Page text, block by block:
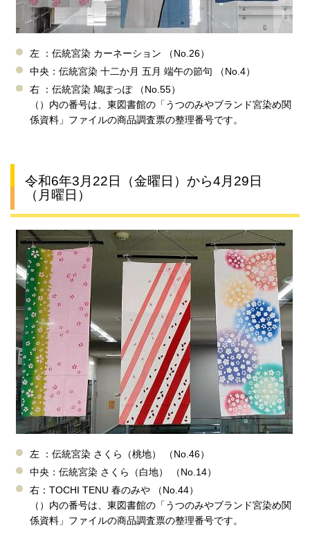
左 ：伝統宮染 カーネーション （No.26）
中央：伝統宮染 十二か月 五月 端午の節句 （No.4）
右 ：伝統宮染 鳩ぽっぽ （No.55）
（）内の番号は、東図書館の「うつのみやブランド宮染め関
係資料」ファイルの商品調査票の整理番号です。
令和6年3月22日（金曜日）から4月29日
（月曜日）
左 ：伝統宮染 さくら（桃地） （No.46）
中央：伝統宮染 さくら（白地） （No.14）
右：TOCHI TENU 春のみや （No.44）
（）内の番号は、東図書館の「うつのみやブランド宮染め関
係資料」ファイルの商品調査票の整理番号です。